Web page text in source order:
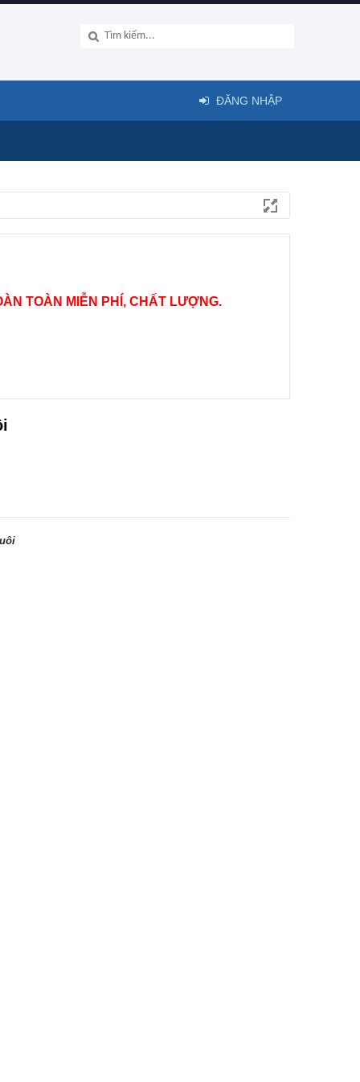
TOÀN MIỄN PHÍ, CHẤT LƯỢNG.
ĐĂNG NHẬP